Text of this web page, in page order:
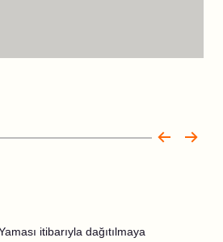
itibarıyla dağıtılmaya